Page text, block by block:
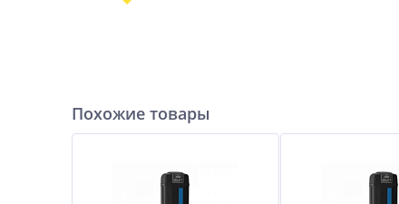
Похожие товары